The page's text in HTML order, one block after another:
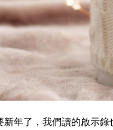
年了，我們讀的啟示